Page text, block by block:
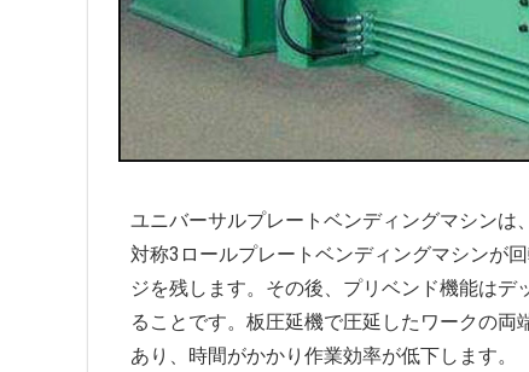
ユニバーサルプレートベンディングマシン
対称3ロールプレートベンディングマシンが
ジを残します。その後、プリベンド機能は
ることです。板圧延機で圧延したワークの
あり、時間がかかり作業効率が低下します。